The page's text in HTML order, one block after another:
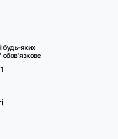
будь-яких
обов'язкове